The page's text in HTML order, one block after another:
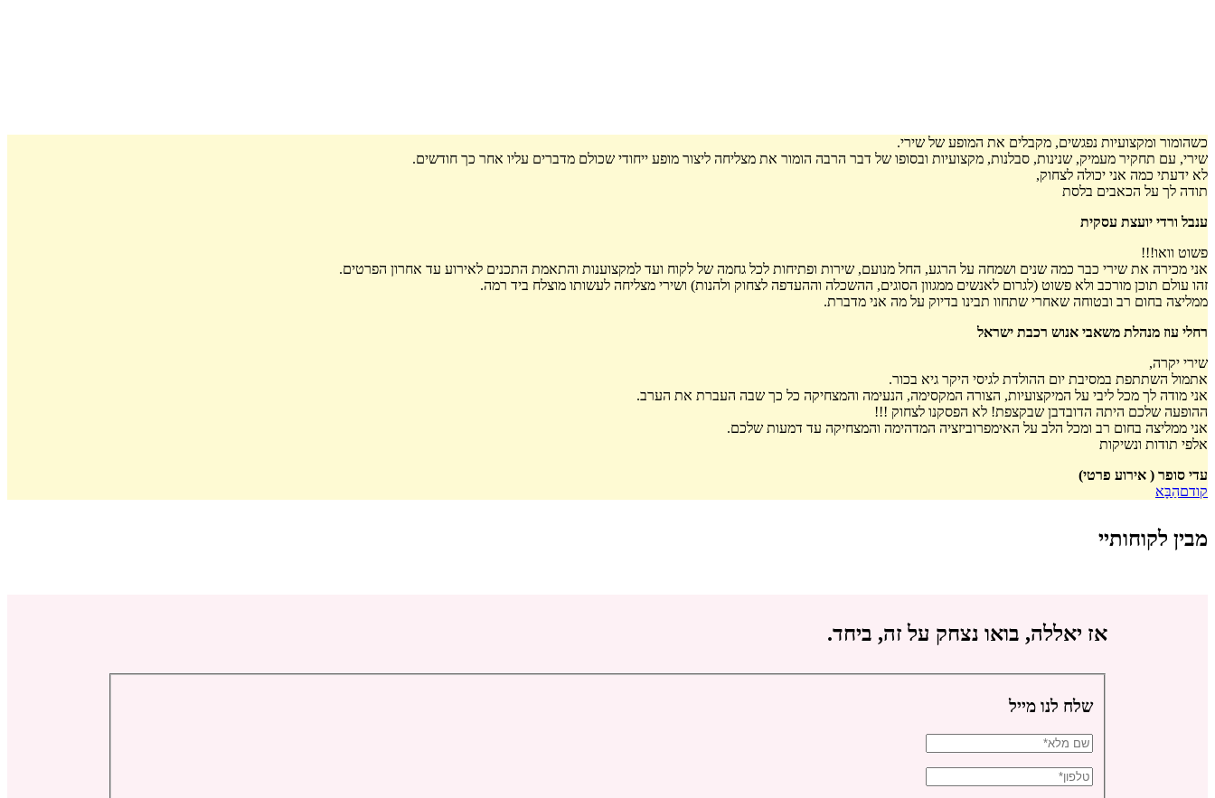
כשהומור ומקצועיות נפגשים, מקבלים את המופע של שירי.
שירי, עם תחקיר מעמיק, שנינות, סבלנות, מקצועיות ובסופו של דבר הרבה הומור את מצליחה ליצור מופע ייחודי שכולם מדברים עליו אחר כך חודשים.
לא ידעתי כמה אני יכולה לצחוק,
תודה לך על הכאבים בלסת
ענבל ורדי יועצת עסקית
פשוט וואו!!!
אני מכירה את שירי כבר כמה שנים ושמחה על הרגע, החל מנועם, שירות ופתיחות לכל גחמה של לקוח ועד למקצוענות והתאמת התכנים לאירוע עד אחרון הפרטים.
זהו עולם תוכן מורכב ולא פשוט (לגרום לאנשים ממגוון הסוגים, ההשכלה וההעדפה לצחוק ולהנות) ושירי מצליחה לעשותו מוצלח ביד רמה.
ממליצה בחום רב ובטוחה שאחרי שתחוו תבינו בדיוק על מה אני מדברת.
רחלי עוז מנהלת משאבי אנוש רכבת ישראל
שירי יקרה,
אתמול השתתפת במסיבת יום ההולדת לגיסי היקר גיא בכור.
אני מודה לך מכל ליבי על המיקצועיות, הצורה המקסימה, הנעימה והמצחיקה כל כך שבה העברת את הערב.
ההופעה שלכם היתה הדובדבן שבקצפת! לא הפסקנו לצחוק !!!
אני ממליצה בחום רב ומכל הלב על האימפרוביזציה המדהימה והמצחיקה עד דמעות שלכם.
אלפי תודות ונשיקות
עדי סופר ( אירוע פרטי)
קודםהַבָּא
מבין לקוחותיי
אז יאללה, בואו נצחק על זה, ביחד.
שלח לנו מייל